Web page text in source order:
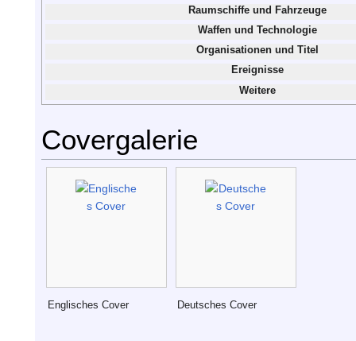
Raumschiffe und Fahrzeuge
Waffen und Technologie
Organisationen und Titel
Ereignisse
Weitere
Covergalerie
Englisches Cover Deutsches Cover